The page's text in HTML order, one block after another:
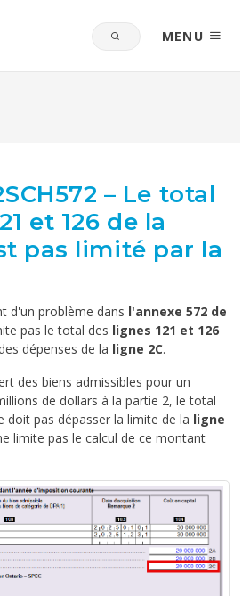
MENU
– Le total
et 126 de la
pas limité par la
d'un problème dans l'annexe 572 de
pas le total des lignes 121 et 126
dépenses de la ligne 2C.
des biens admissibles pour un
de dollars à la partie 2, le total
doit pas dépasser la limite de la ligne
limite pas le calcul de ce montant